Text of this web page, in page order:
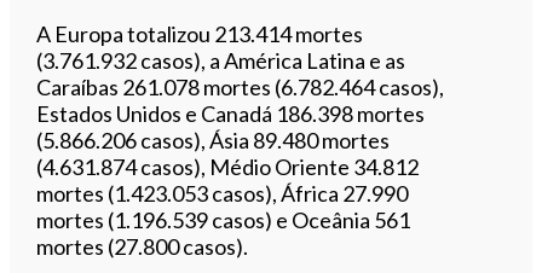
A Europa totalizou 213.414 mortes
(3.761.932 casos), a América Latina e as
Caraíbas 261.078 mortes (6.782.464 casos),
Estados Unidos e Canadá 186.398 mortes
(5.866.206 casos), Ásia 89.480 mortes
(4.631.874 casos), Médio Oriente 34.812
mortes (1.423.053 casos), África 27.990
mortes (1.196.539 casos) e Oceânia 561
mortes (27.800 casos).